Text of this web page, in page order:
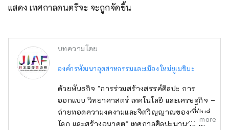
แสดง เทศกาลดนตรีจะ จะถูกจัดขึ้น
บทความโดย
องค์กรพัฒนาอุตสาหกรรมและเมืองใหม่ยูเมชิมะ
ด้วยพันธกิจ "การร่วมสร้างสรรค์ศิลปะ การ
ออกแบบ วิทยาศาสตร์ เทคโนโลยี และเศรษฐกิจ –
ถ่ายทอดความงดงามและจิตวิญญาณของญี่ปุ่นสู่
โลก และสร้างอนาคต" เทศกาลศิลปะนานาชาติmore